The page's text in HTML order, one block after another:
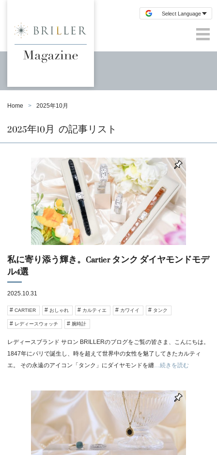
Home 2025年10月
2025年10月 の記事リスト
私に寄り添う輝き。Cartier タンク ダイヤモンドモデ
ル4選
2025.10.31
CARTIER おしゃれ カルティエ カワイイ タンク
レディースウォッチ 腕時計
レディースブランド サロン BRILLERのブログをご覧の皆さま、こんにちは。
1847年にパリで誕生し、時を超えて世界中の女性を魅了してきたカルティ
エ。 その永遠のアイコン「タンク」にダイヤモンドを纏…続きを読む